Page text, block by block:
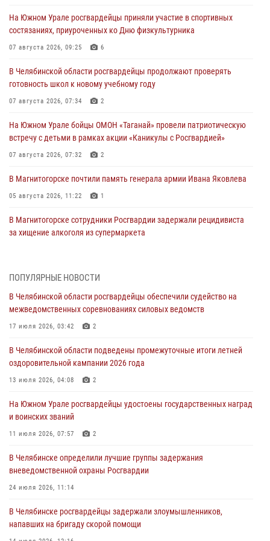
На Южном Урале росгвардейцы приняли участие в спортивных
состязаниях, приуроченных ко Дню физкультурника
07 августа 2026, 09:25 6
В Челябинской области росгвардейцы продолжают проверять
готовность школ к новому учебному году
07 августа 2026, 07:34 2
На Южном Урале бойцы ОМОН «Таганай» провели патриотическую
встречу с детьми в рамках акции «Каникулы с Росгвардией»
07 августа 2026, 07:32 2
В Магнитогорске почтили память генерала армии Ивана Яковлева
05 августа 2026, 11:22 1
В Магнитогорске сотрудники Росгвардии задержали рецидивиста
за хищение алкоголя из супермаркета
На Южном Урале спецназ Росгвардии провел военно-полевые
Росгвардейцы задержали трёх магазинных воров в Челябинске
На Южном Урале сотрудники Росгвардии задержали
подозреваемого в совершении убийства
В Челябинской области росгвардейцами по горячим следам
задержан подозреваемый в грабеже
ПОПУЛЯРНЫЕ НОВОСТИ
В Челябинской области росгвардейцы обеспечили судейство на
межведомственных соревнованиях силовых ведомств
17 июля 2026, 03:42 2
В Челябинской области подведены промежуточные итоги летней
оздоровительной кампании 2026 года
13 июля 2026, 04:08 2
На Южном Урале росгвардейцы удостоены государственных наград
и воинских званий
11 июля 2026, 07:57 2
В Челябинске определили лучшие группы задержания
вневедомственной охраны Росгвардии
24 июля 2026, 11:14
В Челябинске росгвардейцы задержали злоумышленников,
напавших на бригаду скорой помощи